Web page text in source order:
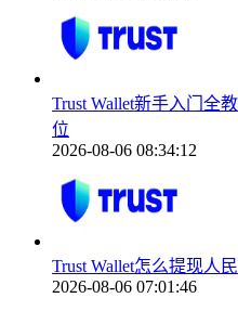
Trust Wallet新手入门全
位
2026-08-06 08:34:12
Trust Wallet怎么提现人
2026-08-06 07:01:46